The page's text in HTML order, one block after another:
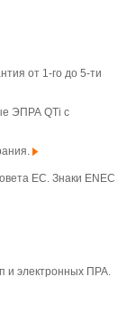
от 1-го до 5-ти
ЭПРА QTi с
ЕС. Знаки ENEC
и электронных ПРА.